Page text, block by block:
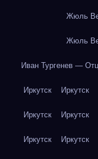
Жюль
Жюль
Иван Тургенев —
Иркутск Иркутск
Иркутск Иркутск
Иркутск Иркутск